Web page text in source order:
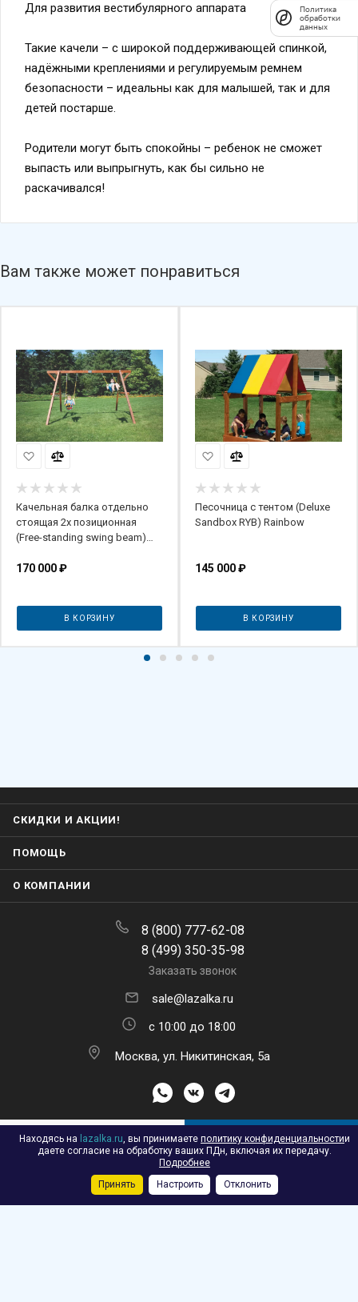
В КОРЗИНУ
Для развития вестибулярного аппарата
Такие качели – с широкой поддерживающей спинкой,
надёжными креплениями и регулируемым ремнем
безопасности – идеальны как для малышей, так и для
детей постарше.
Родители могут быть спокойны – ребенок не сможет
выпасть или выпрыгнуть, как бы сильно не
раскачивался!
Вам также может понравиться
Качельная балка отдельно
стоящая 2х позиционная
(Free-standing swing beam)
170 000₽
В КОРЗИНУ
Песочница с тентом (Deluxe
Sandbox RYB) Rainbow
145 000₽
В КОРЗИНУ
СКИДКИ И АКЦИИ!
ПОМОЩЬ
О КОМПАНИИ
8 (800) 777-62-08
8 (499) 350-35-98
Заказать звонок
sale@lazalka.ru
с 10:00 до 18:00
Москва, ул. Никитинская, 5а
ПОДПИСАТЬСЯ НА РАССЫЛКУ
Находясь на lazalka.ru, вы принимаете политику конфиденциальностии
даете согласие на обработку ваших ПДн, включая их передачу.
Подробнее
Принять
Настроить Отклонить
Акции Корзина Контакты Сравнение
Политика
обработки
данных